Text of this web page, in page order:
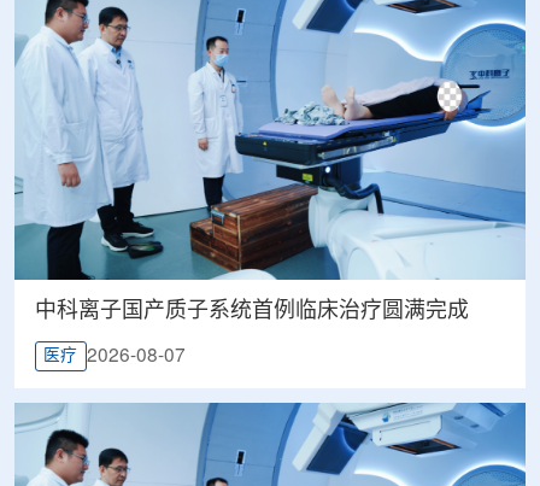
中科离子国产质子系统首例临床治疗圆满完成
医疗 2026-08-07